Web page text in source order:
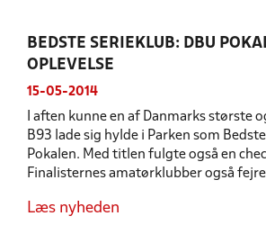
BEDSTE SERIEKLUB: DBU
OPLEVELSE
15-05-2014
I aften kunne en af Danmarks største
B93 lade sig hylde i Parken som
Pokalen. Med titlen fulgte også en
Finalisternes amatørklubber også
Læs nyheden